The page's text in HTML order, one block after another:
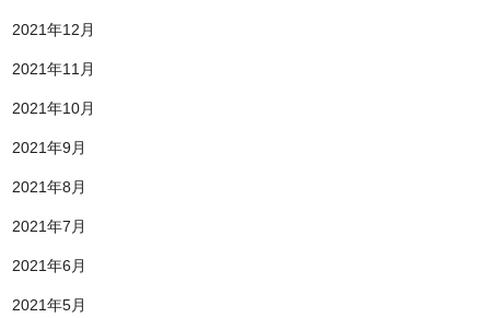
2021年12月
2021年11月
2021年10月
2021年9月
2021年8月
2021年7月
2021年6月
2021年5月